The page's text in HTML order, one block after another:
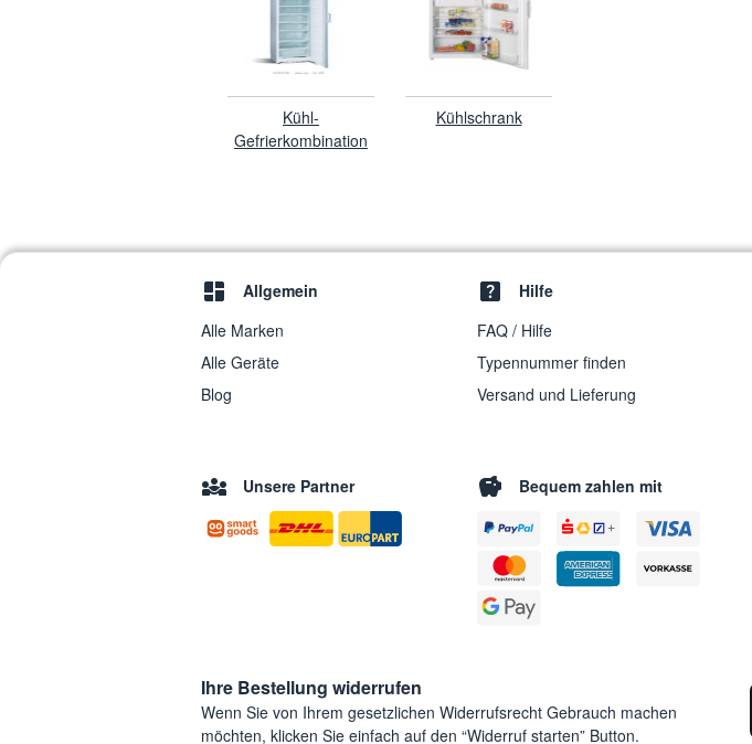
Kühl-
Gefrierkombination
Kühlschrank
Allgemein
Alle Marken
Alle Geräte
Blog
Hilfe
FAQ / Hilfe
Typennummer finden
Versand und Lieferung
Unsere Partner Bequem zahlen mit
Ihre Bestellung widerrufen
Wenn Sie von Ihrem gesetzlichen Widerrufsrecht Gebrauch machen
möchten, klicken Sie einfach auf den “Widerruf starten” Button.